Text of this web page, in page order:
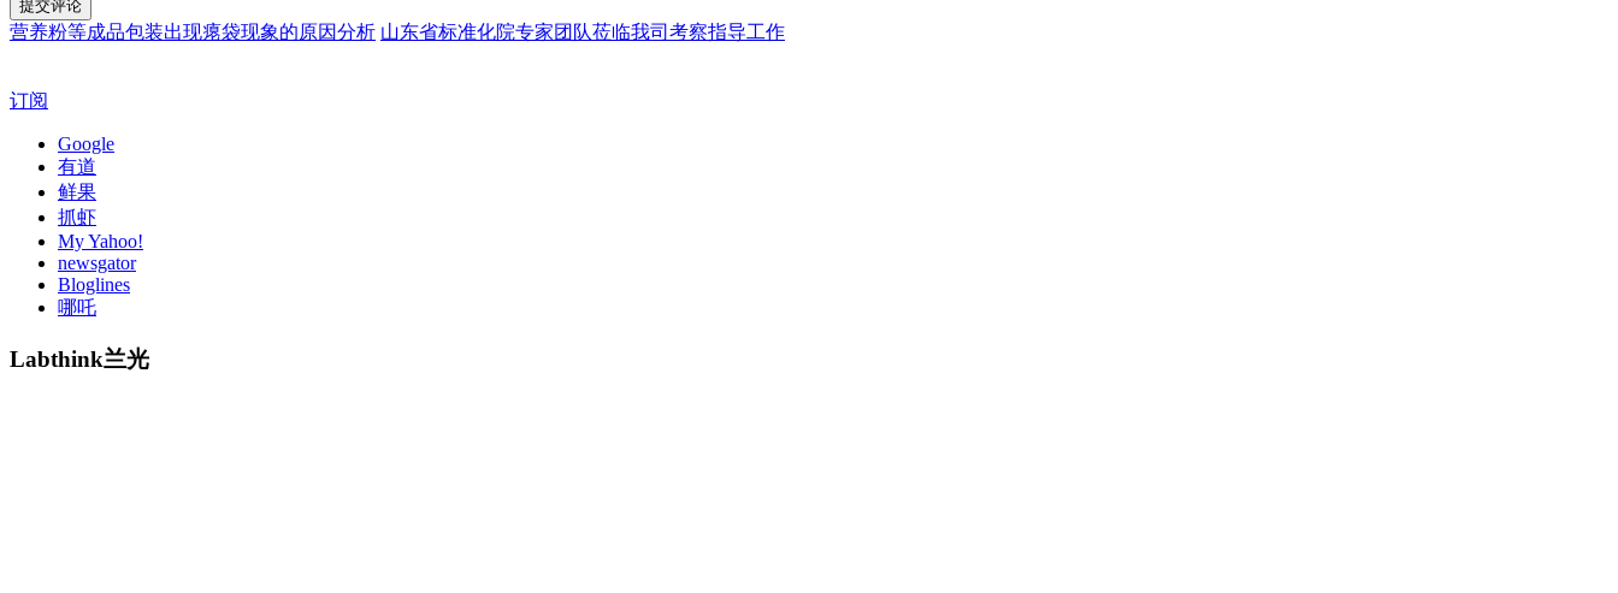
营养粉等成品包装出现瘪袋现象的原因分析 山东省标准化院专家团队莅临我司考察指导工作
订阅
Google
有道
鲜果
抓虾
My Yahoo!
newsgator
Bloglines
哪吒
Labthink兰光